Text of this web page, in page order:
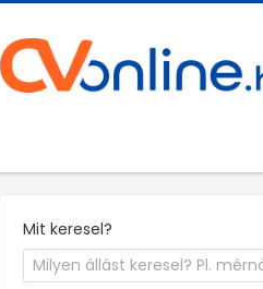
Mit keresel?